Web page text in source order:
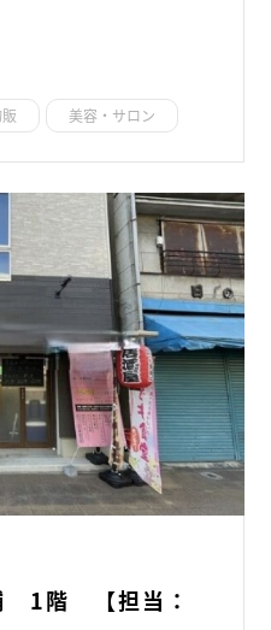
美容・サロン
1階 【担当：